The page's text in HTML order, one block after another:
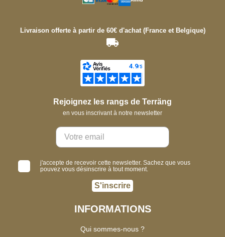
Livraison offerte à partir de 60€ d'achat (France et Belgique)
Rejoignez les rangs de Terräng
en vous inscrivant à notre newsletter
j'accepte de recevoir cette newsletter. Sachez que vous
pouvez vous désinscrire à tout moment.
S'inscrire
INFORMATIONS
Qui sommes-nous ?